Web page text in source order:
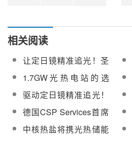
相关阅读
让定日镜精准追光！圣
戈班EQYO Motion Tech
将携NORGLIDE®自润
滑衬套亮相第十三届中
国国际光热大会
1.7GW光热电站的选
择！大连耀皮将携光热
超白浮法玻璃产品亮相
CPC2026
驱动定日镜精准追光！
无锡红湖电机将携光热
专用减速电机亮相
CPC2026
德国CSP Services首席
执行官Klaus Pottler：
可融资性的太阳岛性能
中核热盐将携光热储能